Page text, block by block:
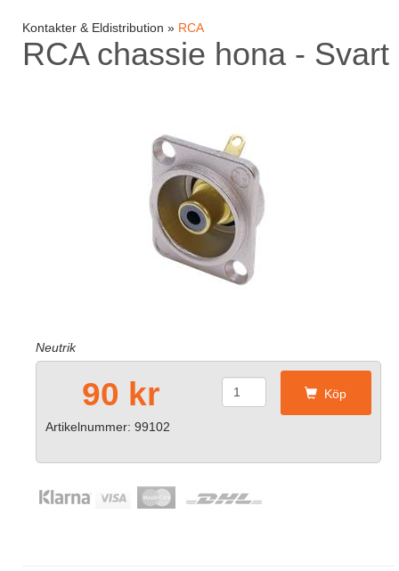
Kontakter & Eldistribution » RCA
RCA chassie hona - Svart
Neutrik
90 kr Köp
Artikelnummer: 99102